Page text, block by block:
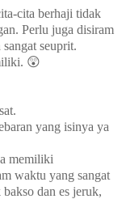
cita berhaji tidak
Perlu juga disiram
seuprit.
😲
yang isinya ya
memiliki
waktu yang sangat
dan es jeruk,